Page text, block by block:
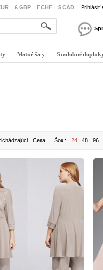
£ GBP ₣ CHF $ CAD | Prihlásiť
Matné šaty Svadobné
Cena Šou : 24 48 96